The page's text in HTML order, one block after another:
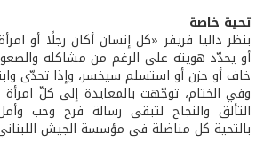
تحية خاصة
بنظر داليا فريفر «كل إنسان أكان رجلًا أو
أو يحدّد هويته على الرغم من مشاكله
خاف أو حزن أو استسلم سيخسر، وإذا تحدّى
وفي الختام، توجّهت بالمعايدة إلى كلّ
التألق والنجاح لتبقى رسالة فرح وحب
بالتحية كل مناضلة في مؤسسة الجيش